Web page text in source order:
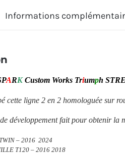
Informations
ARKCustom Works Triumph
cette ligne 2 en 2 homologuée sur
développement fait pour obtenir la
– 2016 2024
T120 – 2016 2018